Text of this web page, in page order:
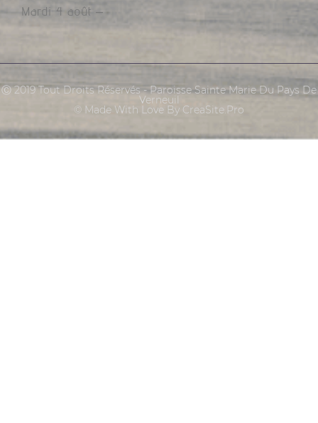
Mardi 4 août –
Ⓒ 2019 Tout Droits Réservés - Paroisse Sainte Marie Du Pays De
Verneuil
© Made With Love By CreaSite.Pro